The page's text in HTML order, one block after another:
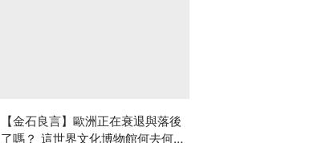
【金石良言】歐洲正在衰退與落後
了嗎？ 這世界文化博物館何去何